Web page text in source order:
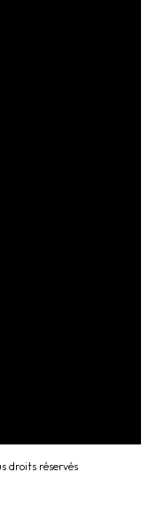
droits réservés